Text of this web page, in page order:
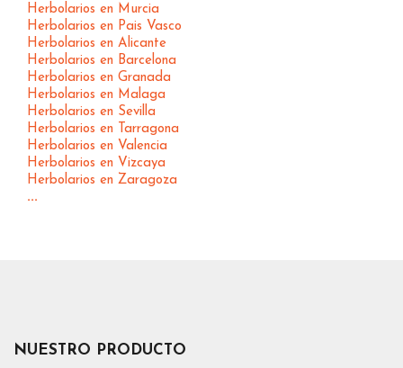
Herbolarios en Murcia
Herbolarios en Pais Vasco
Herbolarios en Alicante
Herbolarios en Barcelona
Herbolarios en Granada
Herbolarios en Malaga
Herbolarios en Sevilla
Herbolarios en Tarragona
Herbolarios en Valencia
Herbolarios en Vizcaya
Herbolarios en Zaragoza
...
NUESTRO PRODUCTO